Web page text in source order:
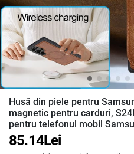
Husă din piele pentru
magnetic pentru carduri,
pentru telefonul mobil
85.14Lei